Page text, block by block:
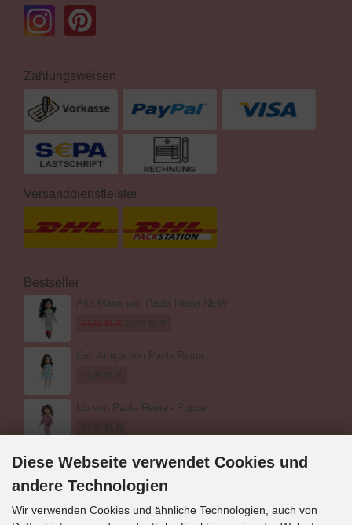
Zahlungsweisen
Versanddienstleister
Bestseller
Ana Maria von Paola Reina NEW
Coti Amiga von Paola Reina...
Liu von Paola Reina - Puppe...
54,99 EUR
Diese Webseite verwendet Cookies und
andere Technologien
Wir verwenden Cookies und ähnliche Technologien, auch von